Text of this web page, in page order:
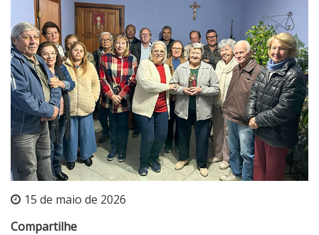
15 de maio de 2026
Compartilhe